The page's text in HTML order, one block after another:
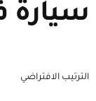
سيارة